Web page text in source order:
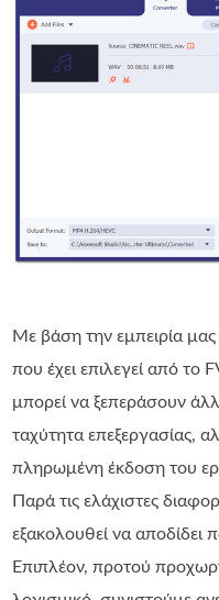
Με βάση την εμπειρία
που έχει επιλεγεί από
μπορεί να ξεπεράσουν
ταχύτητα επεξεργασίας,
πληρωμένη έκδοση του
Παρά τις ελάχιστες
εξακολουθεί να αποδίδει
Επιπλέον, προτού